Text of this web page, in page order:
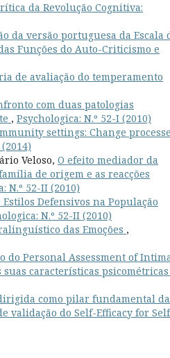
da Revolução Cognitiva:
da versão portuguesa da Escala
Funções do Auto-Criticismo e
de avaliação do temperamento
com duas patologias
, Psychologica: N.º 52-I (2010)
settings: Change
Veloso, O efeito mediador da
de origem e as reacções
N.º 52-II (2010)
Defensivos na População
N.º 52-II (2010)
das Emoções ,
do Personal Assessment of
suas características
como pilar fundamental da
validação do Self-Efficacy for